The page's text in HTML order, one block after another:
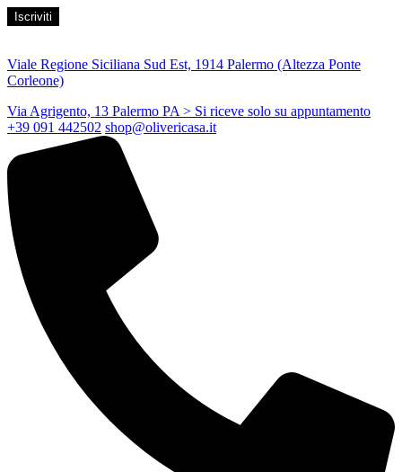
Viale Regione Siciliana Sud Est, 1914 Palermo (Altezza Ponte
Corleone)
Via Agrigento, 13 Palermo PA> Si riceve solo su appuntamento
+39 091 442502 shop@olivericasa.it